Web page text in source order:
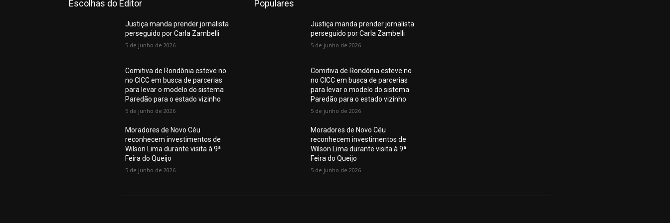
Escolhas do Editor
Justiça manda prender jornalista
perseguido por Carla Zambelli
5 de junho de 2026
Comitiva de Rondônia esteve no
no CICC em busca de parcerias
para levar o modelo do sistema
Paredão para o estado vizinho
5 de junho de 2026
Moradores de Novo Céu
reconhecem investimentos de
Wilson Lima durante visita à 9ª
Feira do Queijo
5 de junho de 2026
Populares
Justiça manda prender jornalista
perseguido por Carla Zambelli
5 de junho de 2026
Comitiva de Rondônia esteve no
no CICC em busca de parcerias
para levar o modelo do sistema
Paredão para o estado vizinho
5 de junho de 2026
Moradores de Novo Céu
reconhecem investimentos de
Wilson Lima durante visita à 9ª
Feira do Queijo
5 de junho de 2026